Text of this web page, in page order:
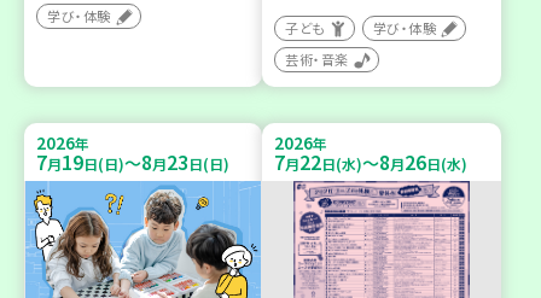
学び・体験
子ども
学び・体験
芸術・音楽
2026年
7月19日(日)～8月23日(日)
2026年
7月22日(水)～8月26日(水)